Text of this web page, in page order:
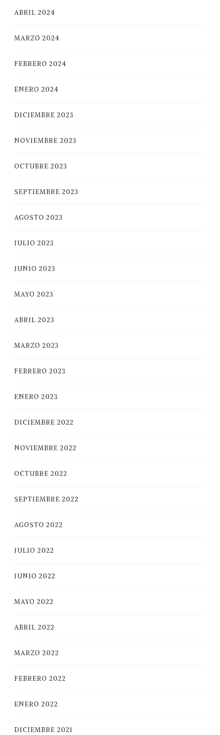
ABRIL 2024
MARZO 2024
FEBRERO 2024
ENERO 2024
DICIEMBRE 2023
NOVIEMBRE 2023
OCTUBRE 2023
SEPTIEMBRE 2023
AGOSTO 2023
JULIO 2023
JUNIO 2023
MAYO 2023
ABRIL 2023
MARZO 2023
FEBRERO 2023
ENERO 2023
DICIEMBRE 2022
NOVIEMBRE 2022
OCTUBRE 2022
SEPTIEMBRE 2022
AGOSTO 2022
JULIO 2022
JUNIO 2022
MAYO 2022
ABRIL 2022
MARZO 2022
FEBRERO 2022
ENERO 2022
DICIEMBRE 2021